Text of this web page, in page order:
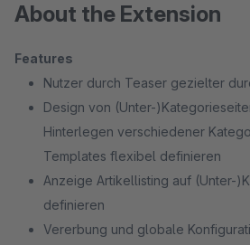
About the Extension
Features
Nutzer durch Teaser gezielter
Design von (Unter-
Hinterlegen verschiedener
Templates flexibel definieren
Anzeige Artikellisting auf (Unter-
definieren
Vererbung und globale